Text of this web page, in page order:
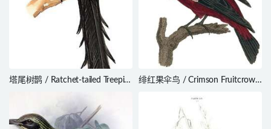
塔尾树鹊 / Ratchet-tailed Treepie
绯红果伞鸟 / Crimson Fruitcrow /